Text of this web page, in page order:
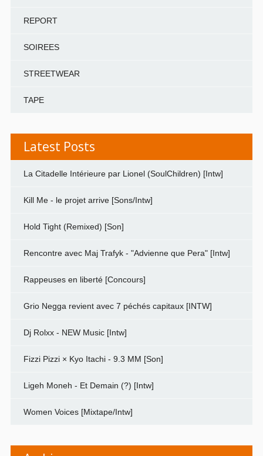
REPORT
SOIREES
STREETWEAR
TAPE
Latest Posts
La Citadelle Intérieure par Lionel (SoulChildren) [Intw]
Kill Me - le projet arrive [Sons/Intw]
Hold Tight (Remixed) [Son]
Rencontre avec Maj Trafyk - "Advienne que Pera" [Intw]
Rappeuses en liberté [Concours]
Grio Negga revient avec 7 péchés capitaux [INTW]
Dj Rolxx - NEW Music [Intw]
Fizzi Pizzi × Kyo Itachi - 9.3 MM [Son]
Ligeh Moneh - Et Demain (?) [Intw]
Women Voices [Mixtape/Intw]